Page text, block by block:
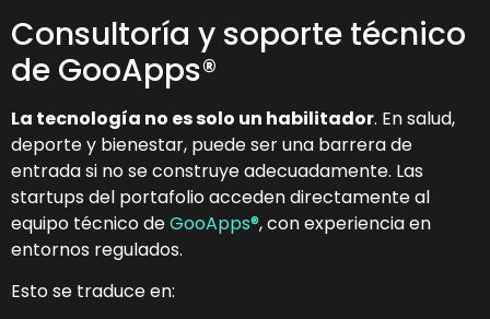
Consultoría y soporte técnico
de GooApps®
La tecnología no es solo un habilitador. En salud,
deporte y bienestar, puede ser una barrera de
entrada si no se construye adecuadamente. Las
startups del portafolio acceden directamente al
equipo técnico deGooApps®, con experiencia en
entornos regulados.
Esto se traduce en: